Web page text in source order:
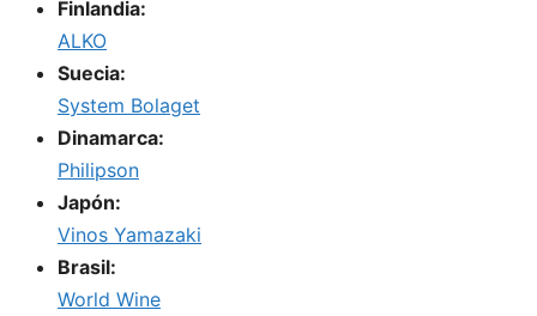
Finlandia:
ALKO
Suecia:
System Bolaget
Dinamarca:
Philipson
Japón:
Vinos Yamazaki
Brasil:
World Wine